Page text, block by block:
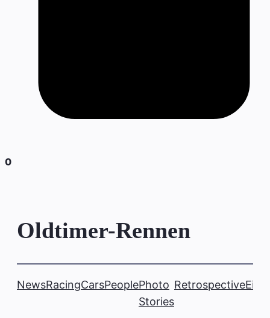
0
Oldtimer-Rennen
NewsRacingCarsPeoplePhoto
Stories
Retrospective